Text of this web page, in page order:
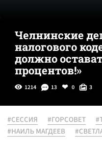
Челнинские
налогового
должно
процентов!»
1214 13 0 3
#СЕССИЯ #ГОРСОВЕТ
#НАИЛЬ МАГДЕЕВ